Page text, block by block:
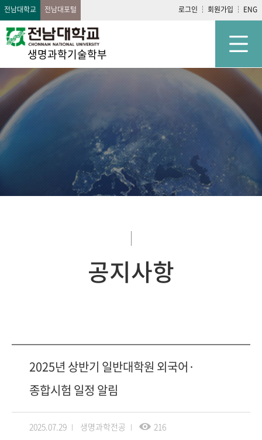
전남대학교 전남대포털 로그인 회원가입 ENG
생명과학기술학부
공지사항
2025년 상반기 일반대학원 외국어·
종합시험 일정 알림
2025.07.29 생명과학전공 216